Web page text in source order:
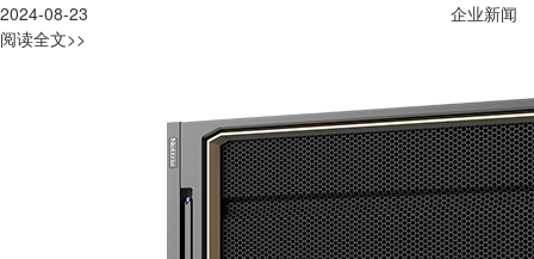
2024-08-23
企业新闻
阅读全文>>